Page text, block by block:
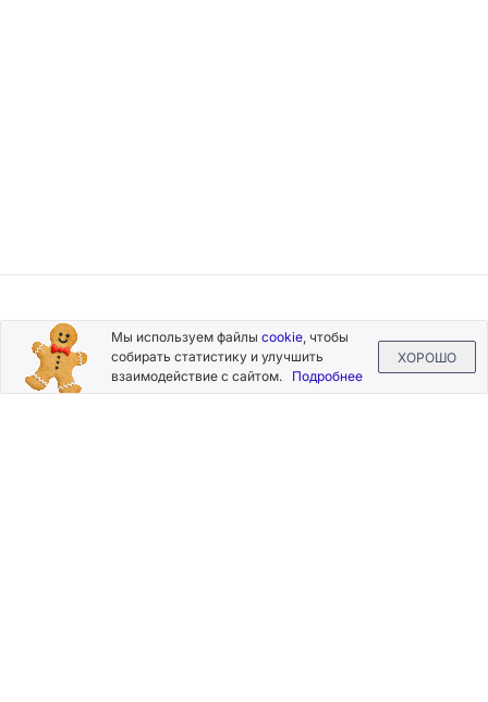
Подписывайтесь
на новости и акции
Мы используем файлы cookie, чтобы
собирать статистику и улучшить
взаимодействие с сайтом. Подробнее
ХОРОШО